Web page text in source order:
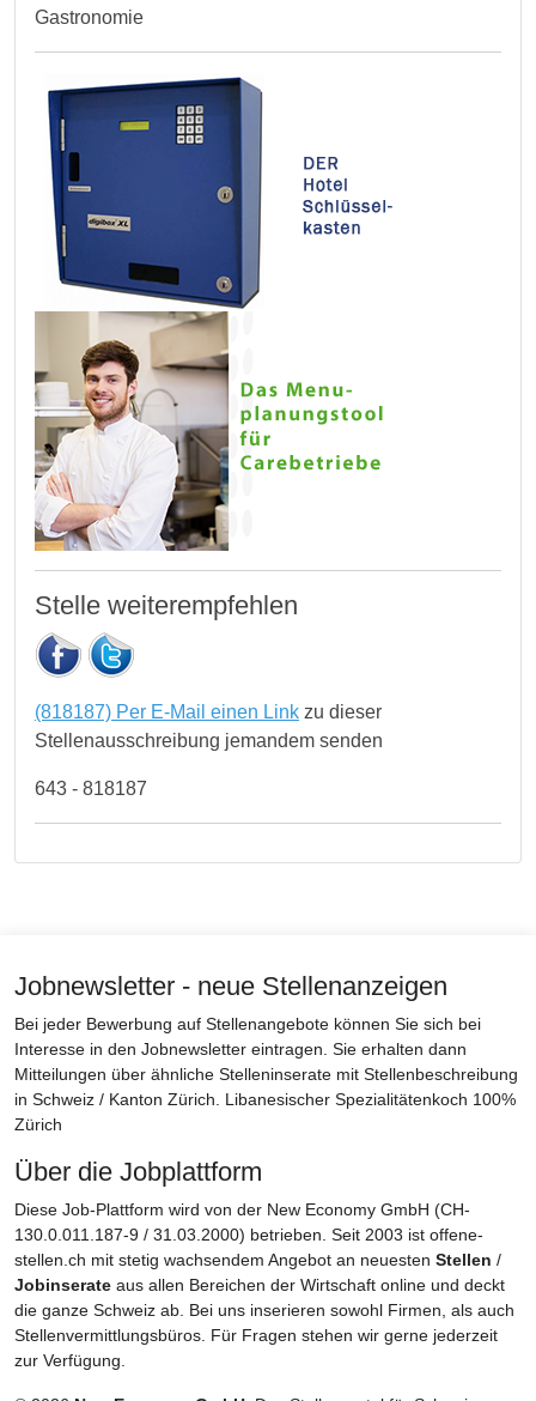
Gastronomie
Stelle weiterempfehlen
(818187) Per E-Mail einen Link zu dieser
Stellenausschreibung jemandem senden
643 - 818187
Jobnewsletter - neue Stellenanzeigen
Bei jeder Bewerbung auf Stellenangebote können Sie sich bei
Interesse in den Jobnewsletter eintragen. Sie erhalten dann
Mitteilungen über ähnliche Stelleninserate mit Stellenbeschreibung
in Schweiz / Kanton Zürich. Libanesischer Spezialitätenkoch 100%
Zürich
Über die Jobplattform
Diese Job-Plattform wird von der New Economy GmbH (CH-
130.0.011.187-9 / 31.03.2000) betrieben. Seit 2003 ist offene-
stellen.ch mit stetig wachsendem Angebot an neuesten Stellen /
Jobinserate aus allen Bereichen der Wirtschaft online und deckt
die ganze Schweiz ab. Bei uns inserieren sowohl Firmen, als auch
Stellenvermittlungsbüros. Für Fragen stehen wir gerne jederzeit
zur Verfügung.